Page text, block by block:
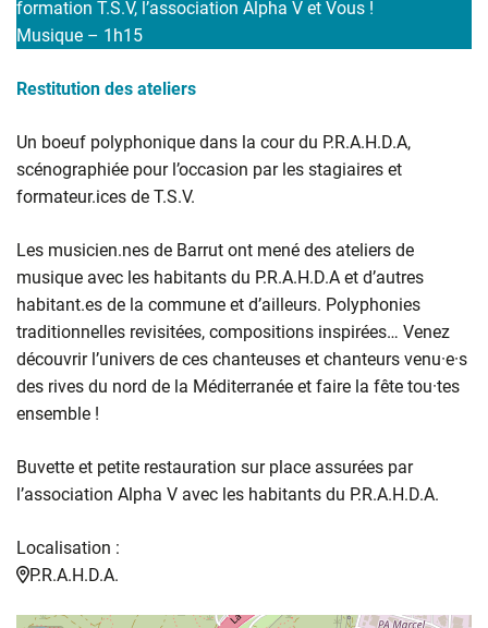
formation T.S.V, l’association Alpha V et Vous !
Musique – 1h15
Restitution des ateliers
Un boeuf polyphonique dans la cour du P.R.A.H.D.A,
scénographiée pour l’occasion par les stagiaires et
formateur.ices de T.S.V.
Les musicien.nes de Barrut ont mené des ateliers de
musique avec les habitants du P.R.A.H.D.A et d’autres
habitant.es de la commune et d’ailleurs. Polyphonies
traditionnelles revisitées, compositions inspirées… Venez
découvrir l’univers de ces chanteuses et chanteurs venu·e·s
des rives du nord de la Méditerranée et faire la fête tou·tes
ensemble !
Buvette et petite restauration sur place assurées par
l’association Alpha V avec les habitants du P.R.A.H.D.A.
Localisation :
P.R.A.H.D.A.